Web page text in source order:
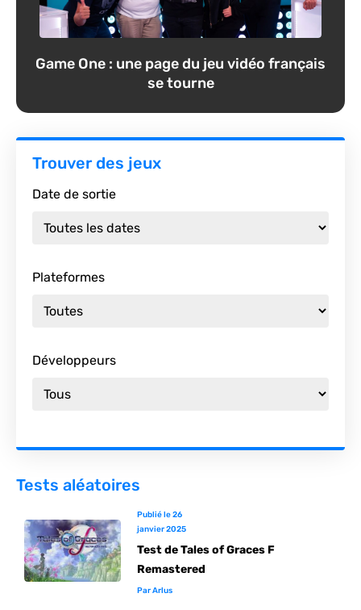
Game One : une page du jeu vidéo français
se tourne
Trouver des jeux
Date de sortie
Plateformes
Développeurs
Tests aléatoires
Publié le26
janvier 2025
Test de Tales of Graces F
Remastered
ParArlus